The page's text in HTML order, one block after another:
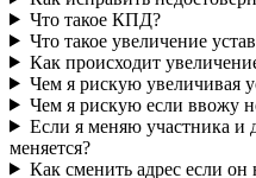
Что такое КПД?
Что такое увеличение
Как происходит
Чем я рискую увеличивая
Чем я рискую если ввожу
Если я меняю участника и
меняется?
Как сменить адрес если он